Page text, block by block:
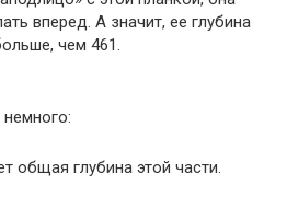
вперед. А значит, ее глубина
чем 461.
общая глубина этой части.